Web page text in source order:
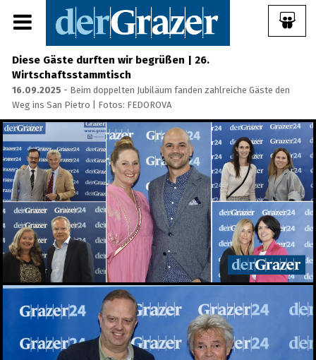
Diese Gäste durften wir begrüßen | 26.
Wirtschaftsstammtisch
16.09.2025 - Beim doppelten Jubiläum fanden zahlreiche Gäste den
Weg ins San Pietro | Fotos: FEDOROVA
Share Album:
ANMELDEN
IMPRESSUM
Ein Frühstück für die
Annenstraße - Das vierte
Annenfrühstück
22.07.2026
Seit 50 Jahren steht
Starkoch Johann Lafer in
der Küche